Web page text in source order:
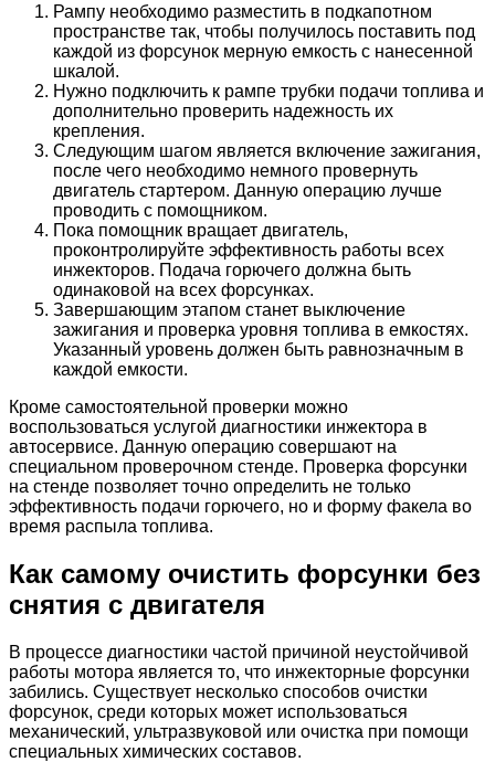
Рампу необходимо разместить в подкапотном
пространстве так, чтобы получилось поставить под
каждой из форсунок мерную емкость с нанесенной
шкалой.
Нужно подключить к рампе трубки подачи топлива и
дополнительно проверить надежность их
крепления.
Следующим шагом является включение зажигания,
после чего необходимо немного провернуть
двигатель стартером. Данную операцию лучше
проводить с помощником.
Пока помощник вращает двигатель,
проконтролируйте эффективность работы всех
инжекторов. Подача горючего должна быть
одинаковой на всех форсунках.
Завершающим этапом станет выключение
зажигания и проверка уровня топлива в емкостях.
Указанный уровень должен быть равнозначным в
каждой емкости.
Кроме самостоятельной проверки можно
воспользоваться услугой диагностики инжектора в
автосервисе. Данную операцию совершают на
специальном проверочном стенде. Проверка форсунки
на стенде позволяет точно определить не только
эффективность подачи горючего, но и форму факела во
время распыла топлива.
Как самому очистить форсунки без
снятия с двигателя
В процессе диагностики частой причиной неустойчивой
работы мотора является то, что инжекторные форсунки
забились. Существует несколько способов очистки
форсунок, среди которых может использоваться
механический, ультразвуковой или очистка при помощи
специальных химических составов.